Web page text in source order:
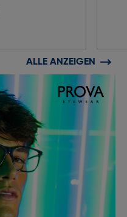
ALLE ANZEIGEN